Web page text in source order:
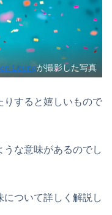
Leungが撮影した写真
りすると嬉しいもので
な意味があるのでし
について詳しく解説し